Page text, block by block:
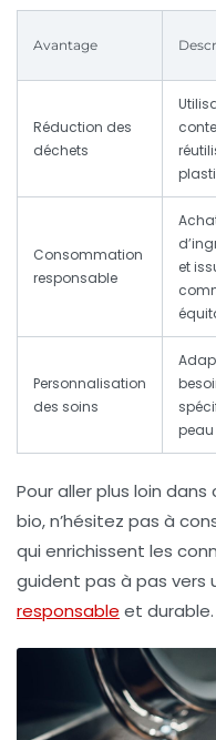
Avantage
Réduction des
déchets
Consommation
responsable
et
Personnalisation
des soins
peau
Pour aller plus loin
bio, n’hésitez pas à
qui enrichissent les
guident pas à pas vers
responsable et durable.